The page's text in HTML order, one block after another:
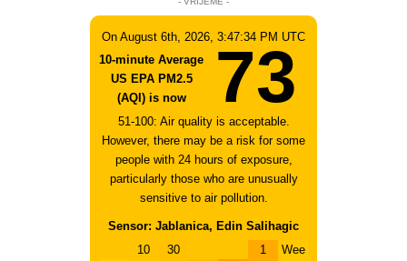
On August 6th, 2026, 3:47:34 PM UTC
10-minute Average
US EPA PM2.5
(AQI) is now
73
51-100: Air quality is acceptable.
However, there may be a risk for some
people with 24 hours of exposure,
particularly those who are unusually
sensitive to air pollution.
Sensor: Jablanica, Edin Salihagic
10
30
1
Wee